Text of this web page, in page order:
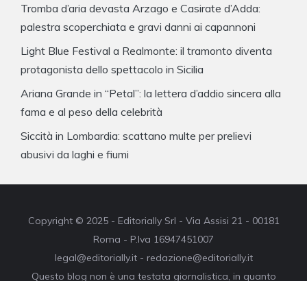
Tromba d’aria devasta Arzago e Casirate d’Adda:
palestra scoperchiata e gravi danni ai capannoni
Light Blue Festival a Realmonte: il tramonto diventa
protagonista dello spettacolo in Sicilia
Ariana Grande in “Petal”: la lettera d’addio sincera alla
fama e al peso della celebrità
Siccità in Lombardia: scattano multe per prelievi
abusivi da laghi e fiumi
Copyright © 2025 - Editorially Srl - Via Assisi 21 - 00181
Roma - P.Iva 16947451007
legal@editorially.it - redazione@editorially.it
Questo blog non è una testata giornalistica, in quanto